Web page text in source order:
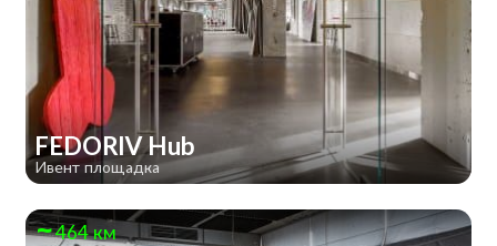
FEDORIV Hub
Ивент площадка
464 км